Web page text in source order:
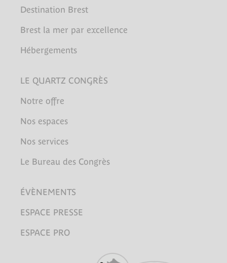
Destination Brest
Brest la mer par excellence
Hébergements
LE QUARTZ CONGRÈS
Notre offre
Nos espaces
Nos services
Le Bureau des Congrès
ÉVÈNEMENTS
ESPACE PRESSE
ESPACE PRO